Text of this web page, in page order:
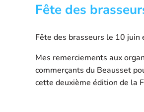
Fête des
Fête des brasseurs le 10
Mes remerciements aux
commerçants du Beausset
cette deuxième édition de la